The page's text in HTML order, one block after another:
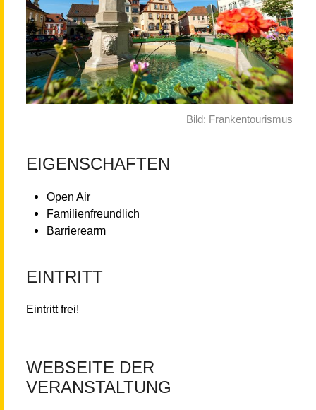
Bild: Frankentourismus
EIGENSCHAFTEN
Open Air
Familienfreundlich
Barrierearm
EINTRITT
Eintritt frei!
WEBSEITE DER
VERANSTALTUNG